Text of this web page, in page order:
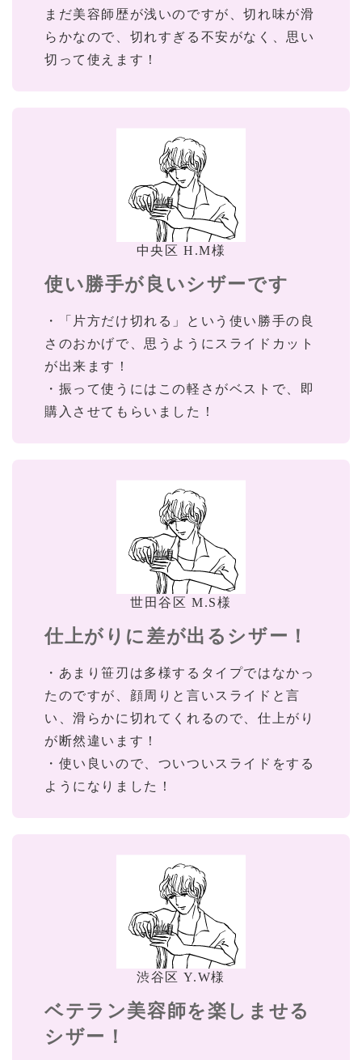
まだ美容師歴が浅いのですが、切れ味が滑
らかなので、切れすぎる不安がなく、思い
切って使えます！
中央区 H.M様
使い勝手が良いシザーです
・「片方だけ切れる」という使い勝手の良
さのおかげで、思うようにスライドカット
が出来ます！
・振って使うにはこの軽さがベストで、即
購入させてもらいました！
世田谷区 M.S様
仕上がりに差が出るシザー！
・あまり笹刃は多様するタイプではなかっ
たのですが、顔周りと言いスライドと言
い、滑らかに切れてくれるので、仕上がり
が断然違います！
・使い良いので、ついついスライドをする
ようになりました！
渋谷区 Y.W様
ベテラン美容師を楽しませる
シザー！